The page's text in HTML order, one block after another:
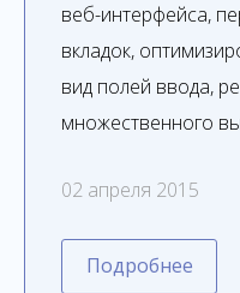
веб-интерфейса,
вкладок,
вид полей ввода,
множественного
02 апреля 2015
Подробнее